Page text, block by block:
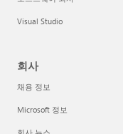
Visual Studio
회사
채용 정보
Microsoft 정보